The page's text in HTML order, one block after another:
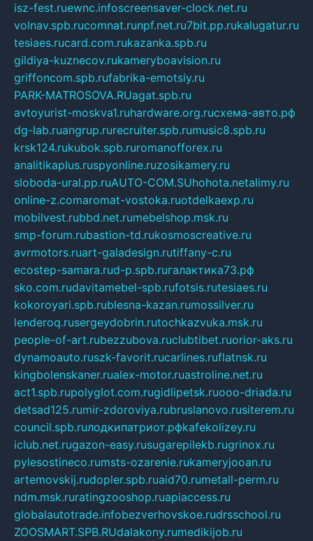
isz-fest.ruewnc.infoscreensaver-clock.net.ru
volnav.spb.rucomnat.runpf.net.ru7bit.pp.rukalugatur.ru
tesiaes.rucard.com.rukazanka.spb.ru
gildiya-kuznecov.rukameryboavision.ru
griffoncom.spb.rufabrika-emotsiy.ru
PARK-MATROSOVA.RUagat.spb.ru
avtoyurist-moskva1.ruhardware.org.ruсхема-авто.рф
dg-lab.ruangrup.rurecruiter.spb.rumusic8.spb.ru
krsk124.rukubok.spb.ruromanofforex.ru
analitikaplus.ruspyonline.ruzosikamery.ru
sloboda-ural.pp.ruAUTO-COM.SUhohota.netalimy.ru
online-z.comaromat-vostoka.ruotdelkaexp.ru
mobilvest.rubbd.net.rumebelshop.msk.ru
smp-forum.rubastion-td.rukosmoscreative.ru
avrmotors.ruart-galadesign.rutiffany-c.ru
ecostep-samara.rud-p.spb.ruгалактика73.рф
sko.com.rudavitamebel-spb.rufotsis.rutesiaes.ru
kokoroyari.spb.rublesna-kazan.rumossilver.ru
lenderoq.rusergeydobrin.rutochkazvuka.msk.ru
people-of-art.rubezzubova.ruclubtibet.ruorior-aks.ru
dynamoauto.ruszk-favorit.rucarlines.ruflatnsk.ru
kingbolenskaner.rualex-motor.ruastroline.net.ru
act1.spb.rupolyglot.com.rugidlipetsk.ruooo-driada.ru
detsad125.rumir-zdoroviya.rubruslanovo.rusiterem.ru
council.spb.ruлодкипатриот.рфkafekolizey.ru
iclub.net.rugazon-easy.rusugarepilekb.rugrinox.ru
pylesostineco.rumsts-ozarenie.rukameryjooan.ru
artemovskij.rudopler.spb.ruaid70.rumetall-perm.ru
ndm.msk.ruratingzooshop.ruapiaccess.ru
globalautotrade.infobezverhovskoe.rudrsschool.ru
ZOOSMART.SPB.RUdalakony.rumedikijob.ru